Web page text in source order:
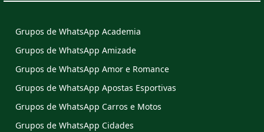
Grupos de WhatsApp Academia
Grupos de WhatsApp Amizade
Grupos de WhatsApp Amor e Romance
Grupos de WhatsApp Apostas Esportivas
Grupos de WhatsApp Carros e Motos
Grupos de WhatsApp Cidades